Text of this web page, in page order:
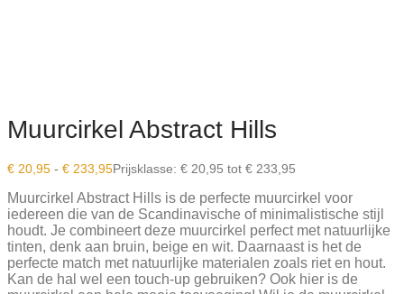
Muurcirkel Abstract Hills
€ 20,95 - € 233,95Prijsklasse: € 20,95 tot € 233,95
Muurcirkel Abstract Hills is de perfecte muurcirkel voor
iedereen die van de Scandinavische of minimalistische stijl
houdt. Je combineert deze muurcirkel perfect met natuurlijke
tinten, denk aan bruin, beige en wit. Daarnaast is het de
perfecte match met natuurlijke materialen zoals riet en hout.
Kan de hal wel een touch-up gebruiken? Ook hier is de